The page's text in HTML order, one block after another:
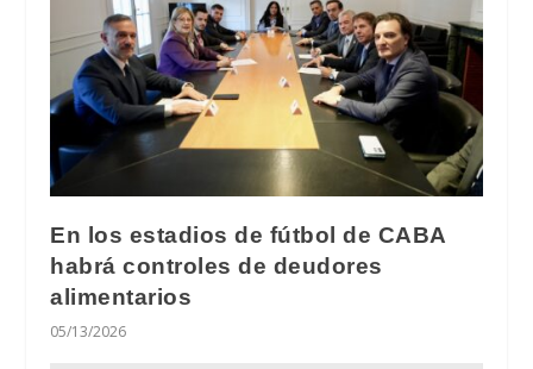
En los estadios de fútbol de CABA
habrá controles de deudores
alimentarios
05/13/2026